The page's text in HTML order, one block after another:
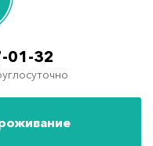
01-32